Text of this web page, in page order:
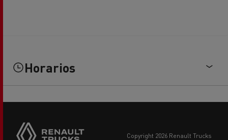
Horarios
copyright 2026 Renault Trucks